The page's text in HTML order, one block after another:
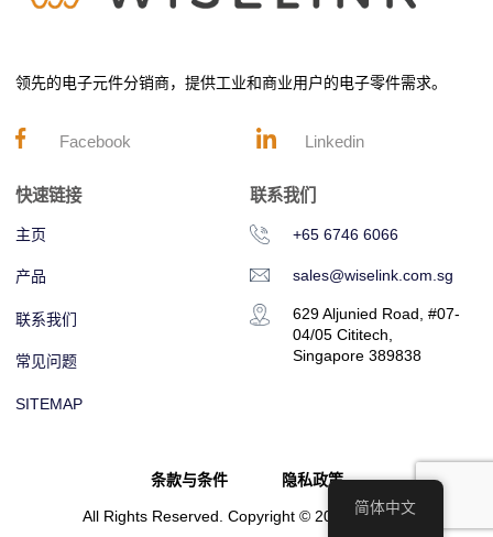
领先的电子元件分销商，提供工业和商业用户的电子零件需求。
Facebook Linkedin
快速链接
主页
产品
联系我们
常见问题
SITEMAP
联系我们
+65 6746 6066
sales@wiselink.com.sg
629 Aljunied Road, #07-
04/05 Cititech,
Singapore 389838
条款与条件 隐私政策
All Rights Reserved. Copyright © 2023 Wiselink
简体中文